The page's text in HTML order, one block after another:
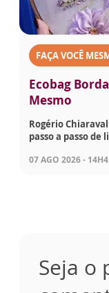
FAÇA VOCÊ
Ecobag
Mesmo
Rogério
passo a passo de
07 AGO 2026 -
Seja o